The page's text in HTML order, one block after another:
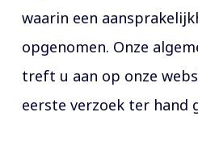
waarin een
opgenomen. Onze
treft u aan op onze
eerste verzoek ter hand